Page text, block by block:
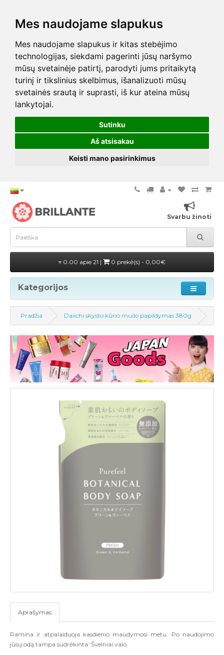
Mes naudojame slapukus
Mes naudojame slapukus ir kitas stebėjimo
technologijas, siekdami pagerinti jūsų naršymo
mūsų svetainėje patirtį, parodyti jums pritaikytą
turinį ir tikslinius skelbimus, išanalizuoti mūsų
svetainės srautą ir suprasti, iš kur ateina mūsų
lankytojai.
Sutinku
Aš atsisakau
Keisti mano pasirinkimus
Svarbu žinoti
0.00 apie 21 | 0 prekė(s) - 0,00€
Kategorijos
Pradžia Daiichi skysto kūno muilo papildymas 380g
Aprašymas
Ramina ir atpalaiduoja kasdienio maudymosi metu. Po naudojimo
jūsų odą tampa sudrėkinta. Švelniai valo.